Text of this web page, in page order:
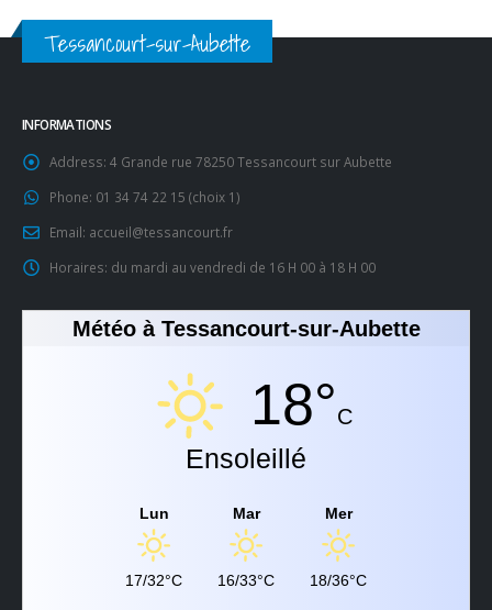
Tessancourt-sur-Aubette
INFORMATIONS
Address: 4 Grande rue 78250 Tessancourt sur Aubette
Phone: 01 34 74 22 15 (choix 1)
Email: accueil@tessancourt.fr
Horaires: du mardi au vendredi de 16 H 00 à 18 H 00
Météo à Tessancourt-sur-Aubette
18°C
Ensoleillé
Lun
17/32°C
Mar
16/33°C
Mer
18/36°C